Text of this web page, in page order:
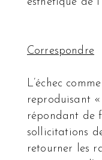
esthétique de
Correspondre
L’échec
reproduisant
répondant de
sollicitations
retourner les